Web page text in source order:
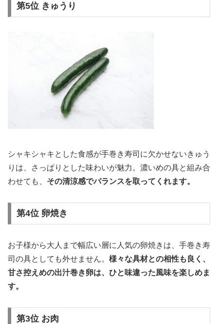
第5位 きゅうり
シャキシャキとした食感が手巻き寿司に欠かせないきゅう
りは、さっぱりとした味わいが魅力。濃いめの具と組み合
わせても、 その清涼感でバランスを取ってくれます。
第4位 卵焼き
お子様から大人まで幅広い層に人気の卵焼きは、手巻き寿
司の具としても外せません。 様々な具材との相性も良く、
甘さ控えめの出汁巻き卵は、ひと味違った風味を楽しめま
す。
第3位 お肉